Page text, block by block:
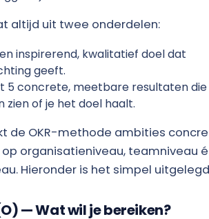
altijd uit twee onderdelen:
inspirerend, kwalitatief doel dat
geeft.
5 concrete, meetbare resultaten die
zien of je het doel haalt.
de OKR-methode ambities
organisatieniveau, teamniveau
Hieronder is het simpel
— Wat wil je bereiken?